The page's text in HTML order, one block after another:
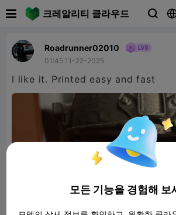
크레알리티 클라우드 
Roadrunner02010
01:45 11-22-2025
I like it. Printed easy and fast
모든 기능을 경험해 보